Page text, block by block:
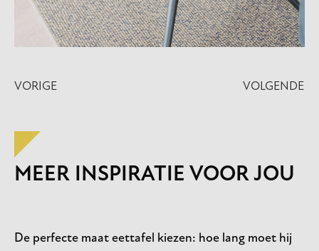
VORIGE VOLGENDE
MEER INSPIRATIE VOOR JOU
De perfecte maat eettafel kiezen: hoe lang moet hij